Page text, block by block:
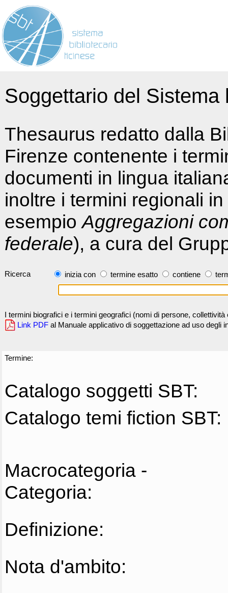
Soggettario del
Thesaurus redatto dalla
Firenze contenente i
documenti in lingua
inoltre i termini regionali
esempioAggregazioni
federale), a cura del
Ricerca inizia con termine esatto contiene
I termini biografici e i termini geografici (nomi di persone,
Link PDF al Manuale applicativo di soggettazione ad uso degli
Termine:
Catalogo soggetti SBT:
Catalogo temi fiction SBT:
Macrocategoria -
Categoria:
Definizione:
Nota d'ambito: